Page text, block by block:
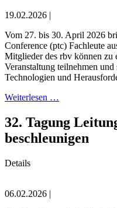
19.02.2026 |
Vom 27. bis 30. April 2026
Conference (ptc) Fachleute
Mitglieder des rbv können zu
Veranstaltung teilnehmen
Technologien und
Weiterlesen …
32. Tagung
beschleunigen
Details
06.02.2026 |